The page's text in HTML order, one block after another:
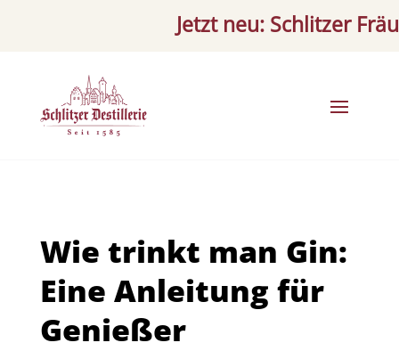
Jetzt neu: Schlitzer
Wie trinkt man Gin:
Eine Anleitung für
Genießer